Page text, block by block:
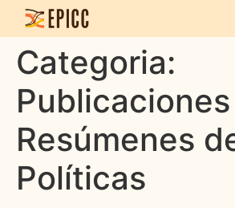
Categoria:
Resúmenes
Políticas